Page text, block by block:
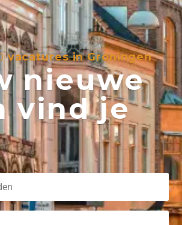
vacatures in Groningen
nieuwe
vind je